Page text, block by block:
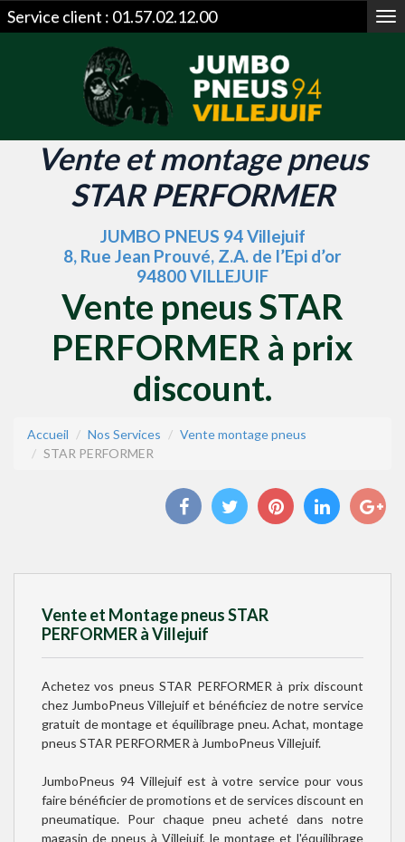
Service client : 01.57.02.12.00
Vente et montage pneus
STAR PERFORMER
JUMBO PNEUS 94 Villejuif
8, Rue Jean Prouvé, Z.A. de l’Epi d’or
94800 VILLEJUIF
Vente pneus STAR
PERFORMER à prix
discount.
Accueil Nos Services
Vente montage pneus
STAR PERFORMER
Vente et Montage pneus STAR
PERFORMER à Villejuif
Achetez vos pneus STAR PERFORMER à prix discount
chez JumboPneus Villejuif et bénéficiez de notre service
gratuit de montage et équilibrage pneu. Achat, montage
pneus STAR PERFORMER à JumboPneus Villejuif.
JumboPneus 94 Villejuif est à votre service pour vous
faire bénéficier de promotions et de services discount en
pneumatique. Pour chaque pneu acheté dans notre
magasin de pneus à Villejuif, le montage et l'équilibrage